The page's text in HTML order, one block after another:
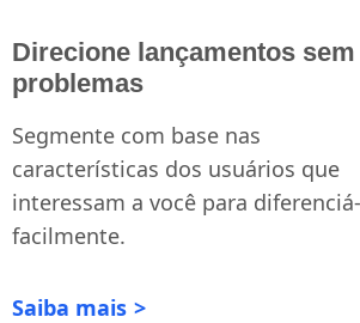
Direcione lançamentos sem
problemas
Segmente com base nas
características dos usuários que
interessam a você para
facilmente.
Saiba mais